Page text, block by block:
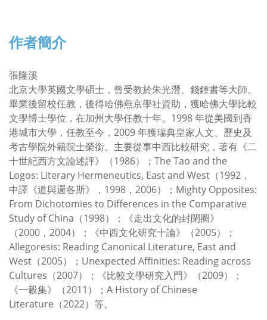
作者簡介
張隆溪
北京大學英國文學碩士，曾受教於朱光潛、錢鍾書等大師。
畢業後留校任教，後得哈佛燕京學社資助，獲哈佛大學比較
文學博士學位，在加州大學任教十年。1998 年從美國到香
港城市大學，任教至今，2009 年獲瑞典皇家人文、歷史及
考古學院外籍院士榮銜。主要從事中西比較研究，著有《二
十世紀西方文論述評》（1986）；The Tao and the
Logos: Literary Hermeneutics, East and West（1992，
中譯《道與邏各斯》，1998，2006）；Mighty Opposites:
From Dichotomies to Differences in the Comparative
Study of China（1998）；《走出文化的封閉圈》
（2000，2004）；《中西文化研究十論》（2005）；
Allegoresis: Reading Canonical Literature, East and
West（2005）；Unexpected Affinities: Reading across
Cultures（2007）；《比較文學研究入門》（2009）；
《一轂集》（2011）；A History of Chinese
Literature（2022）等。